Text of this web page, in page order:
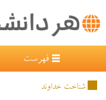
فهرست
شناخت خداوند